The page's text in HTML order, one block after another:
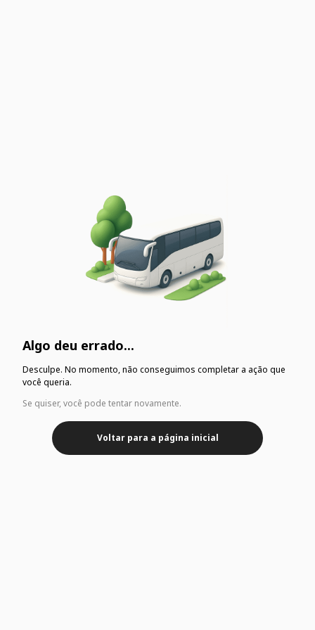
Algo deu errado...
Desculpe. No momento, não conseguimos completar a ação que
você queria.
Se quiser, você pode tentar novamente.
Voltar para a página inicial